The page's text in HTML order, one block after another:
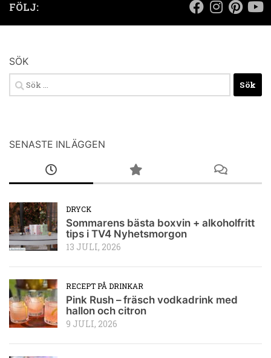
FÖLJ:
SÖK
Sök
efter:
SENASTE INLÄGGEN
DRYCK
Sommarens bästa boxvin + alkoholfritt
tips i TV4 Nyhetsmorgon
13 JULI, 2026
RECEPT PÅ DRINKAR
Pink Rush – fräsch vodkadrink med
hallon och citron
9 JULI, 2026